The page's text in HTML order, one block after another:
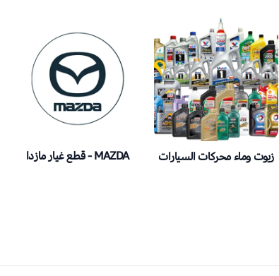
قطع غيار مازدا - MAZDA زيوت وماء محركات السيارات